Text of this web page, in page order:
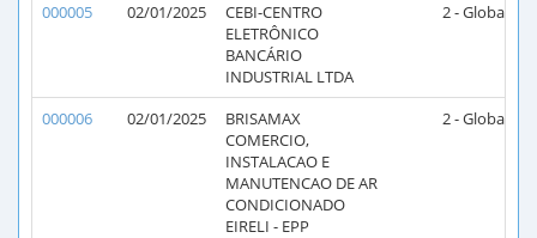
000005 02/01/2025
CEBI-CENTRO
ELETRÔNICO
BANCÁRIO
INDUSTRIAL LTDA
2 - Global
000006 02/01/2025
BRISAMAX
COMERCIO,
INSTALACAO E
MANUTENCAO DE AR
CONDICIONADO
EIRELI - EPP
2 - Global